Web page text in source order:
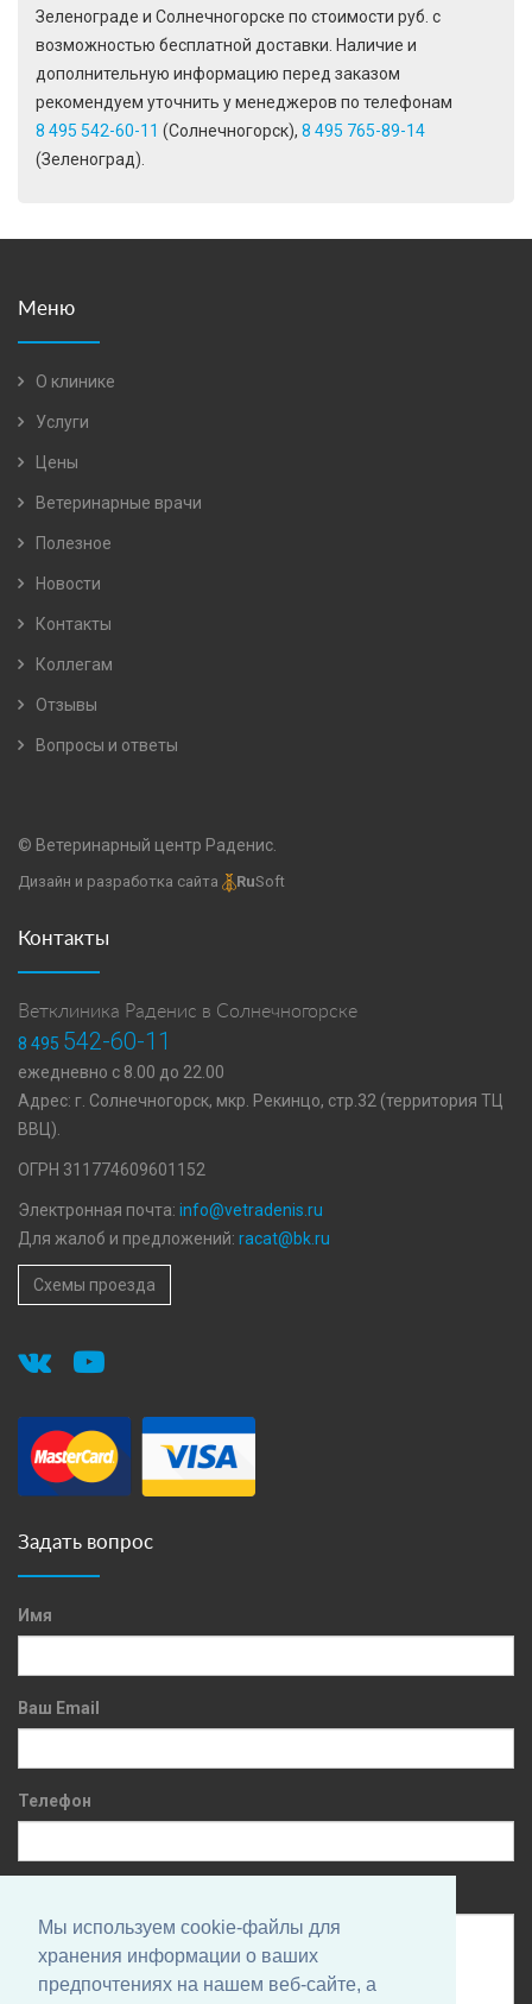
Мы используем cookie-файлы для
хранения информации о ваших
предпочтениях на нашем веб-сайте, а
Зеленограде и Солнечногорске по стоимости руб. с
возможностью бесплатной доставки. Наличие и
дополнительную информацию перед заказом
рекомендуем уточнить у менеджеров по телефонам
8 495 542-60-11 (Солнечногорск), 8 495 765-89-14
(Зеленоград).
Меню
О клинике
Услуги
Цены
Ветеринарные врачи
Полезное
Новости
Контакты
Коллегам
Отзывы
Вопросы и ответы
© Ветеринарный центр Раденис.
Дизайн и разработка сайта RuSoft
Контакты
Ветклиника Раденис в Солнечногорске
8 495 542-60-11
ежедневно с 8.00 до 22.00
Адрес: г. Солнечногорск, мкр. Рекинцо, стр.32 (территория ТЦ
ВВЦ).
ОГРН 311774609601152
Электронная почта: info@vetradenis.ru
Для жалоб и предложений: racat@bk.ru
Схемы проезда
Задать вопрос
Имя
Ваш Email
Телефон